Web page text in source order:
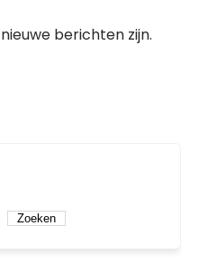
berichten zijn.
Zoeken